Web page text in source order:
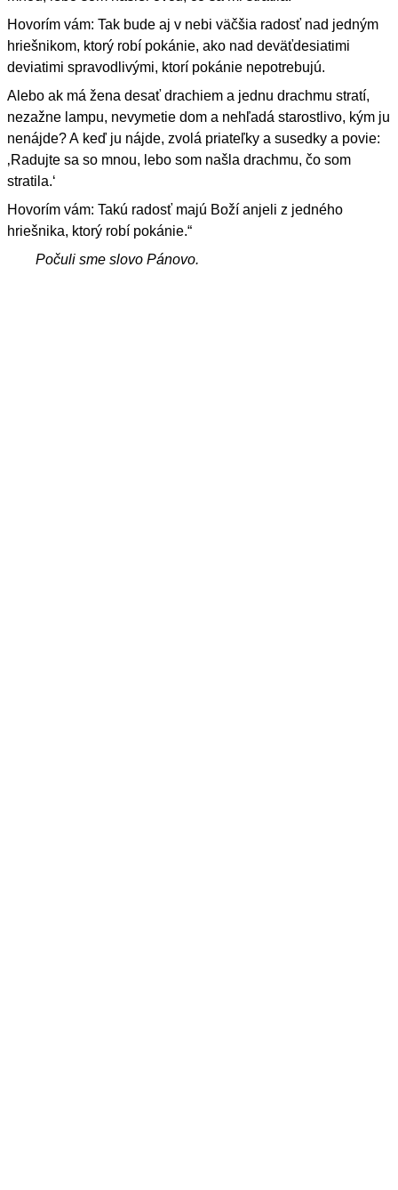
Hovorím vám: Tak bude aj v nebi väčšia radosť nad jedným
hriešnikom, ktorý robí pokánie, ako nad deväťdesiatimi
deviatimi spravodlivými, ktorí pokánie nepotrebujú.
Alebo ak má žena desať drachiem a jednu drachmu stratí,
nezažne lampu, nevymetie dom a nehľadá starostlivo, kým ju
nenájde? A keď ju nájde, zvolá priateľky a susedky a povie:
‚Radujte sa so mnou, lebo som našla drachmu, čo som
stratila.‘
Hovorím vám: Takú radosť majú Boží anjeli z jedného
hriešnika, ktorý robí pokánie.“
Počuli sme slovo Pánovo.